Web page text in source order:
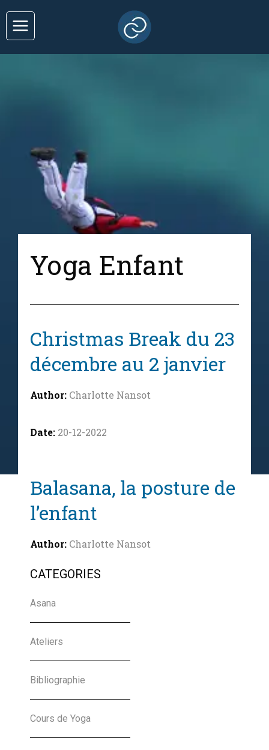
Yoga Enfant
Christmas Break du 23
décembre au 2 janvier
Charlotte Nansot
20-12-2022
Balasana, la posture de
l’enfant
Charlotte Nansot
12-04-2022
Atelier Céramique et
Yoga pour les enfants à
Coye-La-Forêt
Charlotte Nansot
CATEGORIES
Asana
Ateliers
Bibliographie
Cours de Yoga